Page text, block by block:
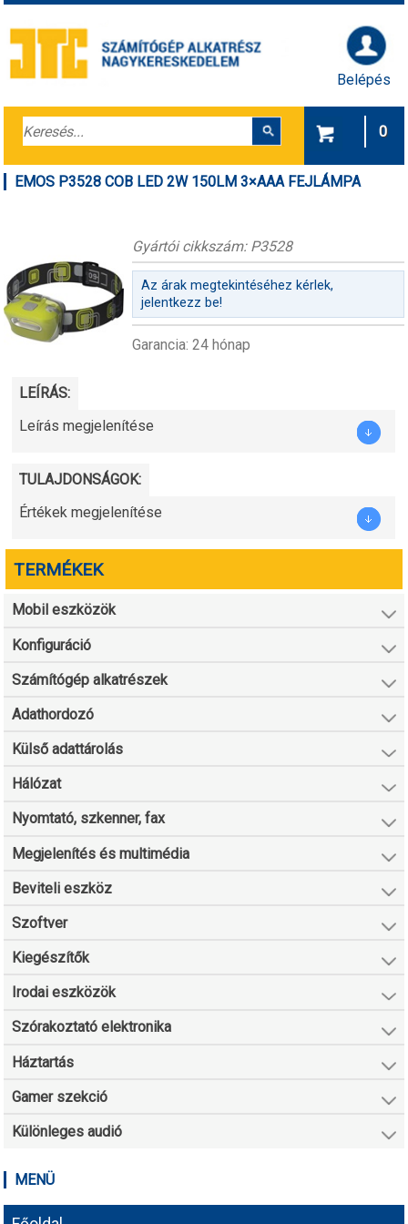
Belépés
0
EMOS P3528 COB LED 2W 150LM 3×AAA FEJLÁMPA
Gyártói cikkszám: P3528
Az árak megtekintéséhez kérlek,
jelentkezz be!
Garancia: 24 hónap
LEÍRÁS:
Leírás megjelenítése
TULAJDONSÁGOK:
Értékek megjelenítése
TERMÉKEK
Mobil eszközök
Konfiguráció
Számítógép alkatrészek
Adathordozó
Külső adattárolás
Hálózat
Nyomtató, szkenner, fax
Megjelenítés és multimédia
Beviteli eszköz
Szoftver
Kiegészítők
Irodai eszközök
Szórakoztató elektronika
Háztartás
Gamer szekció
Különleges audió
MENÜ